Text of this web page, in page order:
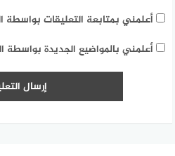
أعلمني بمتابعة التعليقات بواسطة
أعلمني بالمواضيع الجديدة بواسطة